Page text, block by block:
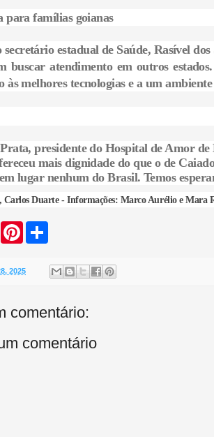
para famílias goianas
secretário estadual de Saúde, Rasível
buscar atendimento em outros
às melhores tecnologias e a um
presidente do Hospital de Amor
mais dignidade do que o de
lugar nenhum do Brasil. Temos
Carlos Duarte - Informações: Marco Aurélio e Mara
T
w
P
e
t
e
2025
comentário:
comentário